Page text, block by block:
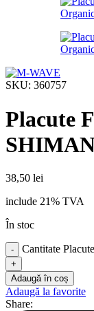
SKU: 360757
Placute
38,50 lei
include 21% TVA
În stoc
Cantitate
Adaugă în coș
Adaugă la favorite
Share: